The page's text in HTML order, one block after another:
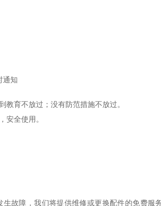
通知
育不放过；没有防范措施不放过。
安全使用。
故障，我们将提供维修或更换配件的免费服